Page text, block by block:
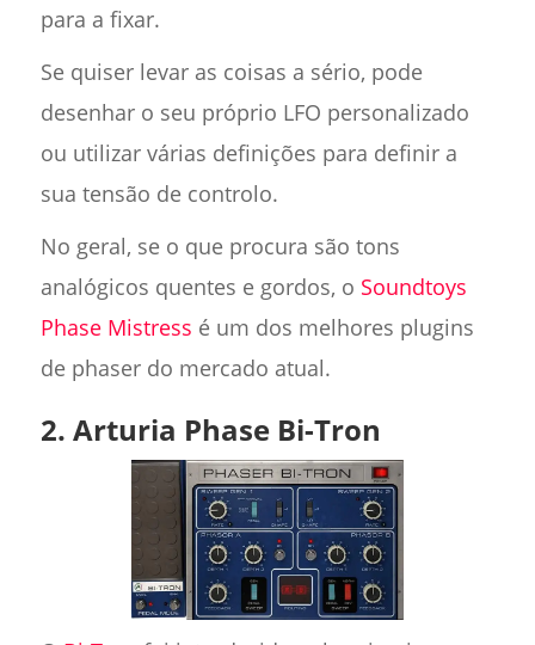
para a fixar.
Se quiser levar as coisas a sério, pode
desenhar o seu próprio LFO personalizado
ou utilizar várias definições para definir a
sua tensão de controlo.
No geral, se o que procura são tons
analógicos quentes e gordos, o Soundtoys
Phase Mistress é um dos melhores plugins
de phaser do mercado atual.
2. Arturia Phase Bi-Tron